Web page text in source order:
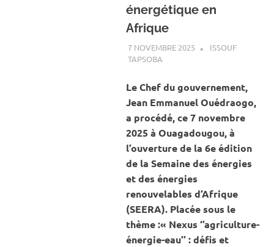
énergétique en
Afrique
7 NOVEMBRE 2025
ISSOUF
TAPSOBA
Le Chef du gouvernement,
Jean Emmanuel Ouédraogo,
a procédé, ce 7 novembre
2025 à Ouagadougou, à
l’ouverture de la 6e édition
de la Semaine des énergies
et des énergies
renouvelables d’Afrique
(SEERA). Placée sous le
thème :« Nexus ‘’agriculture-
énergie-eau’’ : défis et